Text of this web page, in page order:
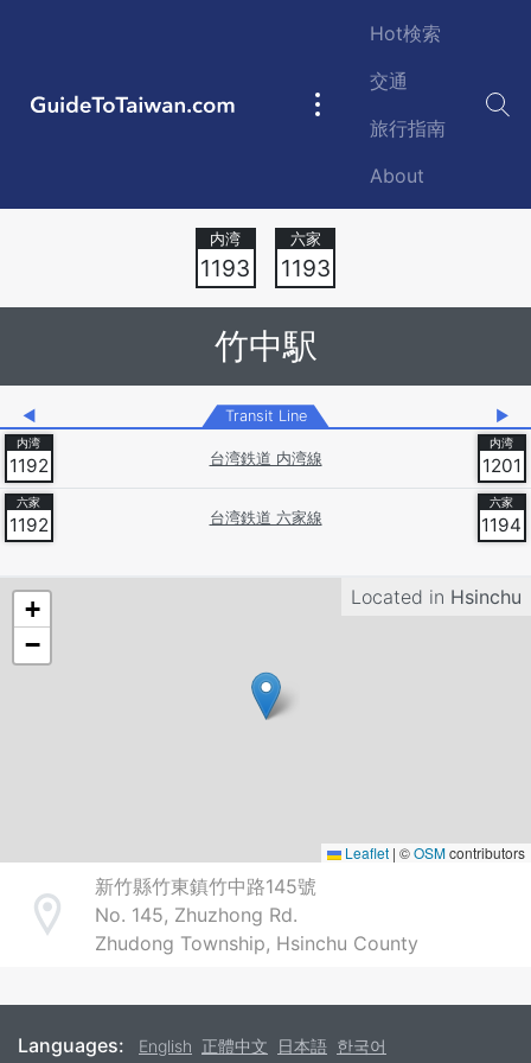
GuideToTaiwan.com
Main
Hot検索
交通
旅行指南
About
1193 1193
竹中駅
◀ Transit Line ▶
1192 台湾鉄道 内湾線 1201
1192 台湾鉄道 六家線 1194
Located in Hsinchu
+
−
Leaflet | ©OSMcontributors
Address
新竹縣竹東鎮竹中路145號
No. 145, Zhuzhong Rd.
Zhudong Township, Hsinchu County
Languages: English 正體中文 日本語 한국어